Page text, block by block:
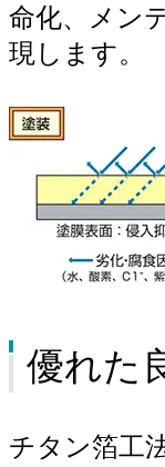
命化、メン
現します。
優れた
チタン箔工